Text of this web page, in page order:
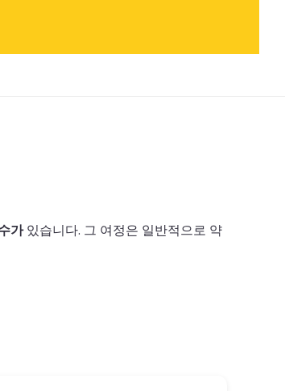
가있습니다. 그 여정은 일반적으로 약